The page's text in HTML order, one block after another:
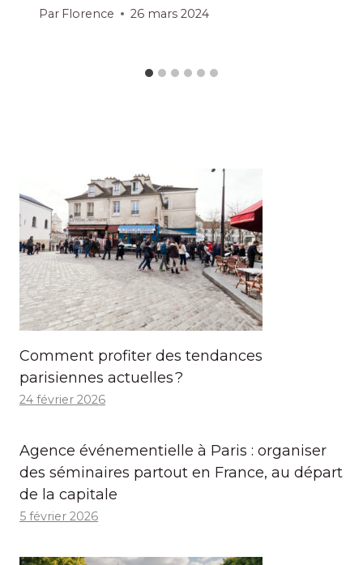
Par Florence 26 mars 2024
Comment profiter des tendances
parisiennes actuelles ?
24 février 2026
Agence événementielle à Paris : organiser
des séminaires partout en France, au départ
de la capitale
5 février 2026